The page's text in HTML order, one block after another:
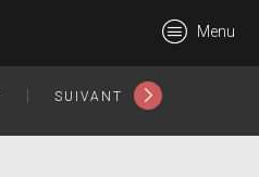
Menu
SUIVANT